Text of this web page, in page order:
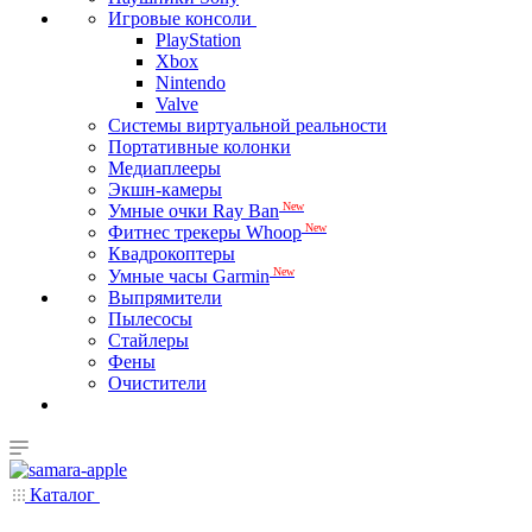
Игровые консоли
PlayStation
Xbox
Nintendo
Valve
Системы виртуальной реальности
Портативные колонки
Медиаплееры
Экшн-камеры
Умные очки Ray Ban New
Фитнес трекеры Whoop New
Квадрокоптеры
Умные часы Garmin New
Выпрямители
Пылесосы
Стайлеры
Фены
Очистители
Каталог